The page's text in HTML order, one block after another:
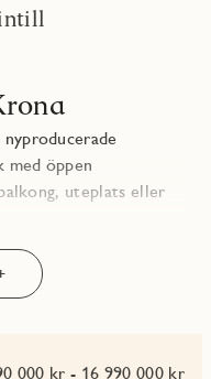
med öppen
uteplats eller
fördelade på tre
längs Södra Vägen
grönska, lekplats och
000 kr - 16 990 000 kr